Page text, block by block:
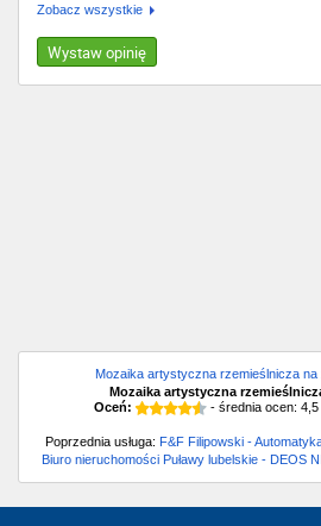
Zobacz wszystkie
Wystaw opinię
Mozaika artystyczna rzemieślnicza na
Mozaika artystyczna
Oceń:
- średnia ocen: 4,5
Poprzednia usługa: F&F Filipowski -
Biuro nieruchomości Puławy lubelskie - DEOS